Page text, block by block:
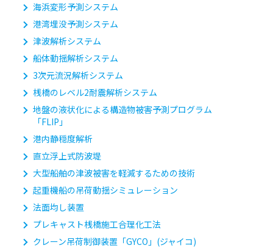
海浜変形予測システム
港湾埋没予測システム
津波解析システム
船体動揺解析システム
3次元流況解析システム
桟橋のレベル2耐震解析システム
地盤の液状化による構造物被害予測プログラム
「FLIP」
港内静穏度解析
直立浮上式防波堤
大型船舶の津波被害を軽減するための技術
起重機船の吊荷動揺シミュレーション
法面均し装置
プレキャスト桟橋施工合理化工法
クレーン吊荷制御装置「GYCO」(ジャイコ)